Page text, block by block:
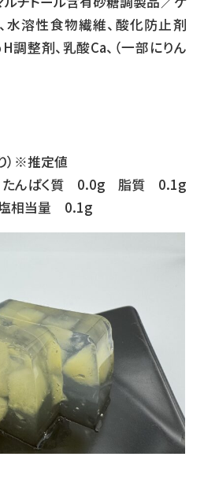
水溶性食物繊維、酸化防止剤
H調整剤、乳酸Ca、（一部にりん
）※推定値
んぱく質 0.0g 脂質 0.1g
相当量 0.1g